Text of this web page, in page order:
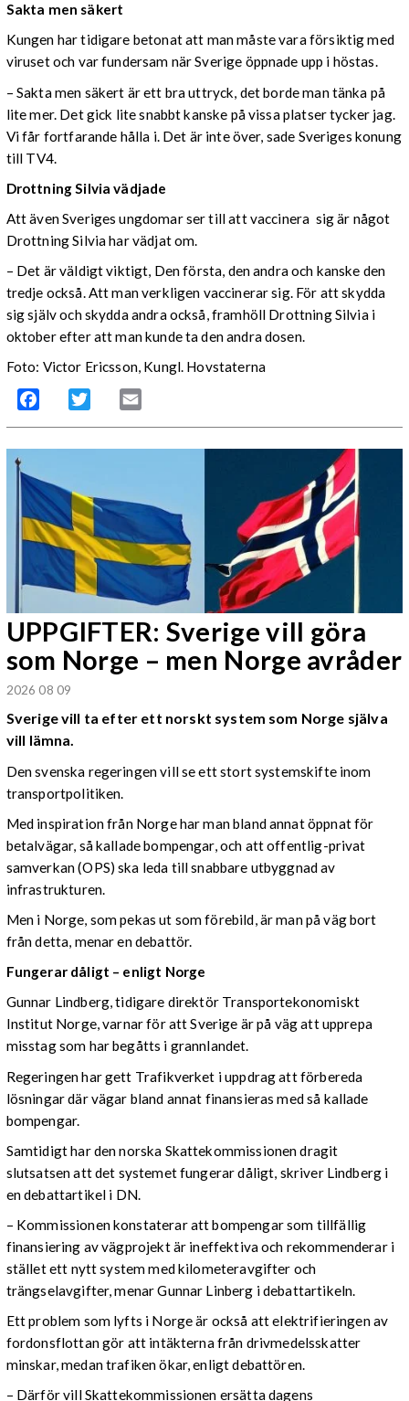
Sakta men säkert
Kungen har tidigare betonat att man måste vara försiktig med
viruset och var fundersam när Sverige öppnade upp i höstas.
–Sakta men säkert är ett bra uttryck, det borde man tänka på
lite mer. Det gick lite snabbt kanske på vissa platser tycker jag.
Vi får fortfarande hålla i. Det är inte över, sade Sveriges konung
till TV4.
Drottning Silvia vädjade
Att även Sveriges ungdomar ser till att vaccinera sig är något
Drottning Silvia har vädjat om.
– Det är väldigt viktigt, Den första, den andra och kanske den
tredje också. Att man verkligen vaccinerar sig. För att skydda
sig själv och skydda andra också, framhöll Drottning Silvia i
oktober efter att man kunde ta den andra dosen.
Foto: Victor Ericsson, Kungl. Hovstaterna
Facebook Twitter
UPPGIFTER: Sverige vill göra
som Norge – men Norge avråder
2026 08 09
Sverige vill ta efter ett norskt system som Norge själva
vill lämna.
Den svenska regeringen vill se ett stort systemskifte inom
transportpolitiken.
Med inspiration från Norge har man bland annat öppnat för
betalvägar, så kallade bompengar, och att offentlig-privat
samverkan (OPS) ska leda till snabbare utbyggnad av
infrastrukturen.
Men i Norge, som pekas ut som förebild, är man på väg bort
från detta, menar en debattör.
Fungerar dåligt – enligt Norge
Gunnar Lindberg, tidigare direktör Transportekonomiskt
Institut Norge, varnar för att Sverige är på väg att upprepa
misstag som har begåtts i grannlandet.
Regeringen har gett Trafikverket i uppdrag att förbereda
lösningar där vägar bland annat finansieras med så kallade
bompengar.
Samtidigt har den norska Skattekommissionen dragit
slutsatsen att det systemet fungerar dåligt, skriver Lindberg i
en debattartikel i DN.
– Kommissionen konstaterar att bompengar som tillfällig
finansiering av vägprojekt är ineffektiva och rekommenderar i
stället ett nytt system med kilometeravgifter och
trängselavgifter, menar Gunnar Linberg i debattartikeln.
Ett problem som lyfts i Norge är också att elektrifieringen av
fordonsflottan gör att intäkterna från drivmedelsskatter
minskar, medan trafiken ökar, enligt debattören.
– Därför vill Skattekommissionen ersätta dagens